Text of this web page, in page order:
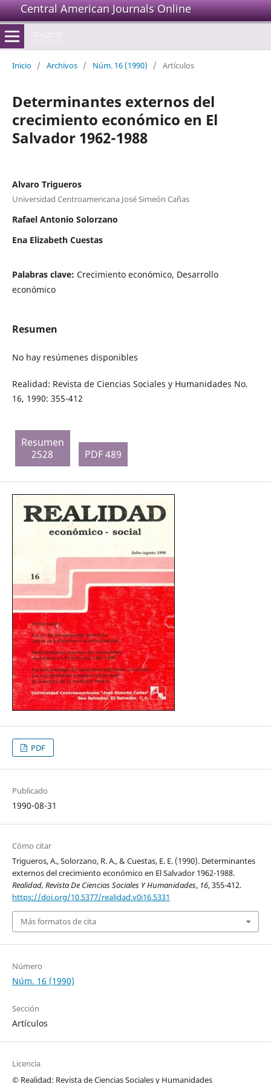
Central American Journals Online
Inicio / Archivos / Núm. 16 (1990) / Artículos
Determinantes externos del
crecimiento económico en El
Salvador 1962-1988
Alvaro Trigueros
Universidad Centroamericana José Simeón Cañas
Rafael Antonio Solorzano
Ena Elizabeth Cuestas
Palabras clave: Crecimiento económico, Desarrollo
económico
Resumen
No hay resúmenes disponibles
Realidad: Revista de Ciencias Sociales y Humanidades No.
16, 1990: 355-412
Resumen
2528
PDF 489
PDF
Publicado
1990-08-31
Cómo citar
Trigueros, A., Solorzano, R. A., & Cuestas, E. E. (1990). Determinantes
externos del crecimiento económico en El Salvador 1962-1988.
Realidad, Revista De Ciencias Sociales Y Humanidades, 16, 355-412.
https://doi.org/10.5377/realidad.v0i16.5331
Más formatos de cita
Número
Núm. 16 (1990)
Sección
Artículos
Licencia
© Realidad: Revista de Ciencias Sociales y Humanidades